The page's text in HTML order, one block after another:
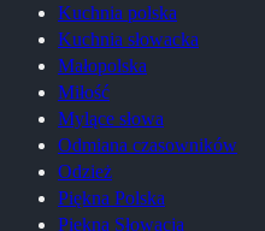
Kuchnia polska
Kuchnia słowacka
Małopolska
Miłość
Mylące słowa
Odmiana czasowników
Odzież
Piękna Polska
Piękna Słowacja